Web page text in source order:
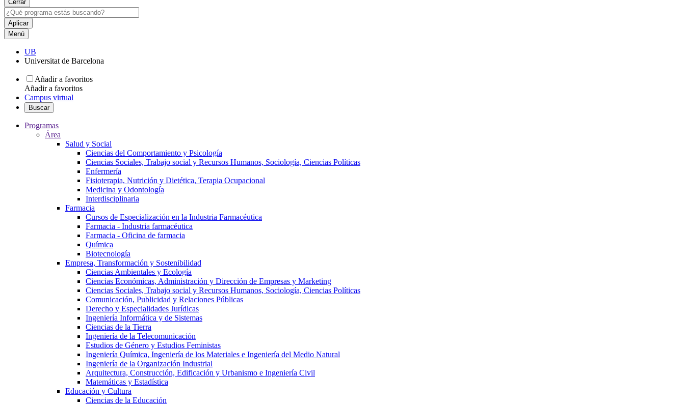
Cerrar
Menú
UB
Universitat de Barcelona
Añadir a favoritos
Añadir a favoritos
Campus virtual
Buscar
Programas
Área
Salud y Social
Ciencias del Comportamiento y Psicología
Ciencias Sociales, Trabajo social y Recursos Humanos, Sociología, Ciencias Políticas
Enfermería
Fisioterapia, Nutrición y Dietética, Terapia Ocupacional
Medicina y Odontología
Interdisciplinaria
Farmacia
Cursos de Especialización en la Industria Farmacéutica
Farmacia - Industria farmacéutica
Farmacia - Oficina de farmacia
Química
Biotecnología
Empresa, Transformación y Sostenibilidad
Ciencias Ambientales y Ecología
Ciencias Económicas, Administración y Dirección de Empresas y Marketing
Ciencias Sociales, Trabajo social y Recursos Humanos, Sociología, Ciencias Políticas
Comunicación, Publicidad y Relaciones Públicas
Derecho y Especialidades Jurídicas
Ingeniería Informática y de Sistemas
Ciencias de la Tierra
Ingeniería de la Telecomunicación
Estudios de Género y Estudios Feministas
Ingeniería Química, Ingeniería de los Materiales e Ingeniería del Medio Natural
Ingeniería de la Organización Industrial
Arquitectura, Construcción, Edificación y Urbanismo e Ingeniería Civil
Matemáticas y Estadística
Educación y Cultura
Ciencias de la Educación